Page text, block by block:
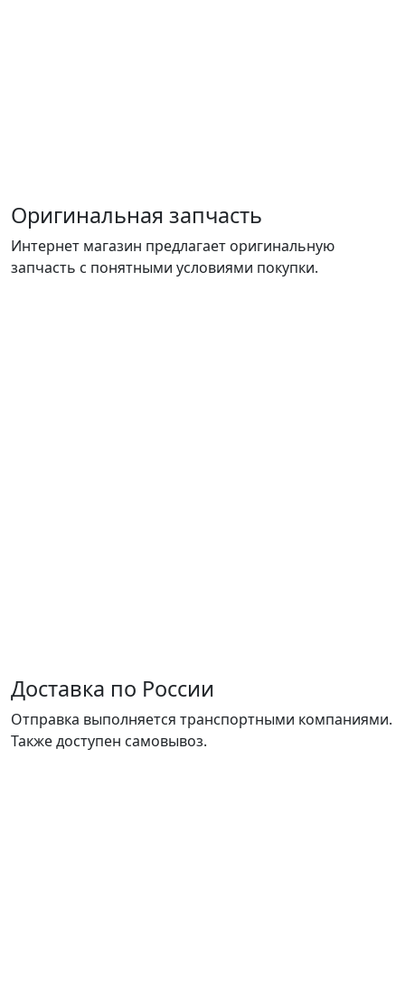
Оригинальная запчасть
Интернет магазин предлагает оригинальную
запчасть с понятными условиями покупки.
Доставка по России
Отправка выполняется транспортными компаниями.
Также доступен самовывоз.